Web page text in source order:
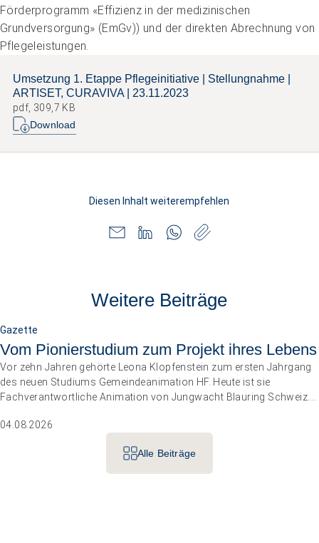
Förderprogramm «Effizienz in der medizinischen
Grundversorgung» (EmGv)) und der direkten Abrechnung von
Pflegeleistungen.
Umsetzung 1. Etappe Pflegeinitiative | Stellungnahme |
ARTISET, CURAVIVA | 23.11.2023
pdf, 309,7 KB
Download
Diesen Inhalt weiterempfehlen
Weitere Beiträge
Gazette
Vom Pionierstudium zum Projekt ihres Lebens
Vor zehn Jahren gehörte Leona Klopfenstein zum ersten Jahrgang
des neuen Studiums Gemeindeanimation HF. Heute ist sie
Fachverantwortliche Animation von Jungwacht Blauring Schweiz.
gemanagt hat, wartet nun ihr persönliches Grossprojekt.
04.08.2026
Alle Beiträge